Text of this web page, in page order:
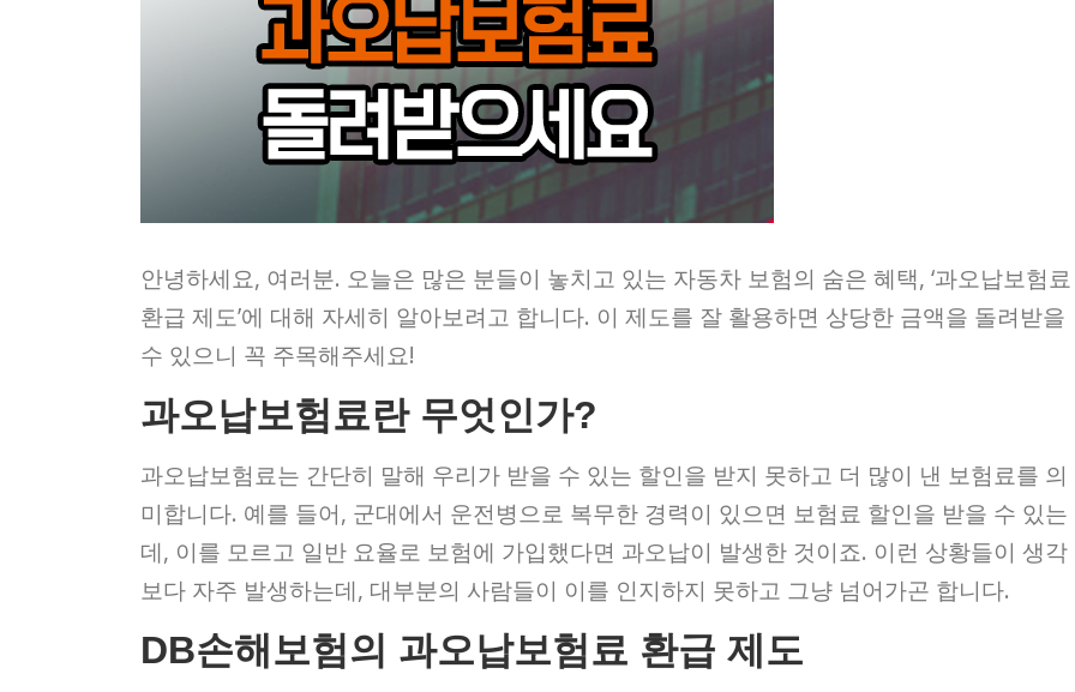
안녕하세요, 여러분. 오늘은 많은 분들이 놓치고 있는 자동차 보험의 숨은 혜택, ‘과오납보험료
환급 제도’에 대해 자세히 알아보려고 합니다. 이 제도를 잘 활용하면 상당한 금액을 돌려받을
수 있으니 꼭 주목해주세요!
과오납보험료란 무엇인가?
과오납보험료는 간단히 말해 우리가 받을 수 있는 할인을 받지 못하고 더 많이 낸 보험료를 의
미합니다. 예를 들어, 군대에서 운전병으로 복무한 경력이 있으면 보험료 할인을 받을 수 있는
데, 이를 모르고 일반 요율로 보험에 가입했다면 과오납이 발생한 것이죠. 이런 상황들이 생각
보다 자주 발생하는데, 대부분의 사람들이 이를 인지하지 못하고 그냥 넘어가곤 합니다.
DB손해보험의 과오납보험료 환급 제도